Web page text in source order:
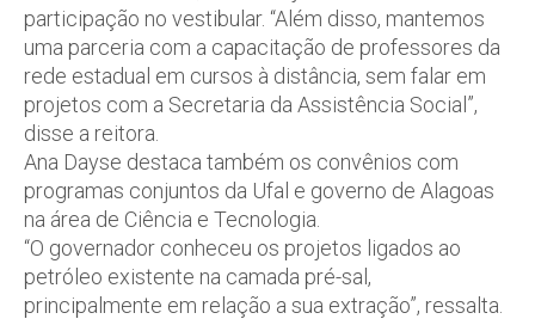
participação no vestibular. “Além disso, mantemos
uma parceria com a capacitação de professores da
rede estadual em cursos à distância, sem falar em
projetos com a Secretaria da Assistência Social”,
disse a reitora.
Ana Dayse destaca também os convênios com
programas conjuntos da Ufal e governo de Alagoas
na área de Ciência e Tecnologia.
“O governador conheceu os projetos ligados ao
petróleo existente na camada pré-sal,
principalmente em relação a sua extração”, ressalta.